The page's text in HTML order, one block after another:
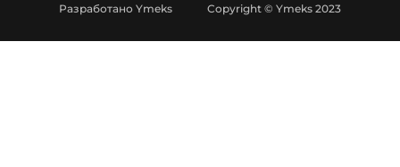
Разработано Ymeks Copyright © Ymeks 2023